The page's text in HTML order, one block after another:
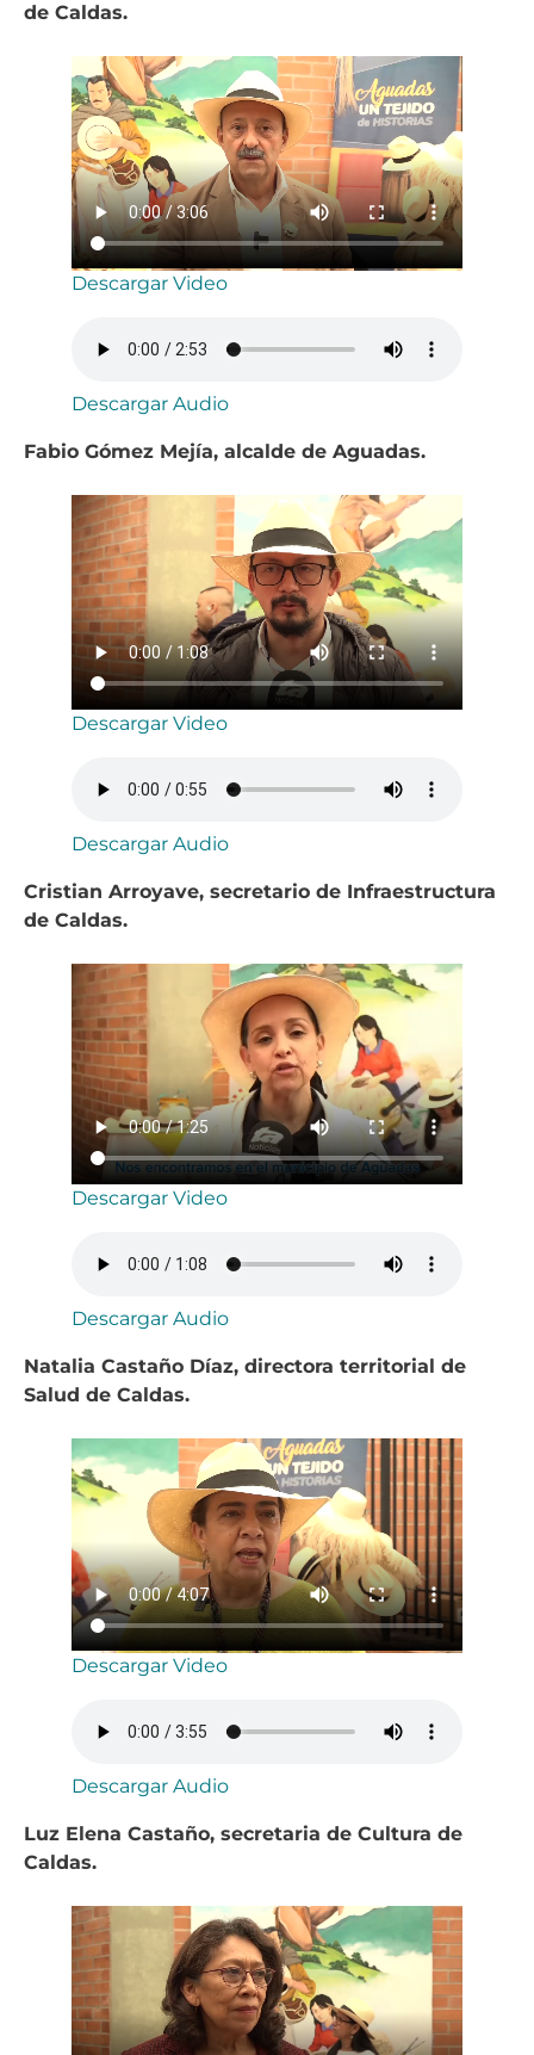
de Caldas.
Descargar Video
Descargar Audio
Fabio Gómez Mejía, alcalde de Aguadas.
Descargar Video
Descargar Audio
Cristian Arroyave, secretario de Infraestructura
de Caldas.
Descargar Video
Descargar Audio
Natalia Castaño Díaz, directora territorial de
Salud de Caldas.
Descargar Video
Descargar Audio
Luz Elena Castaño, secretaria de Cultura de
Caldas.